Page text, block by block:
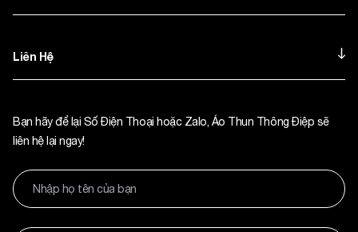
Liên Hệ
Bạn hãy để lại Số Điện Thoại hoặc Zalo, Áo Thun Thông Điệp sẽ
liên hệ lại ngay!